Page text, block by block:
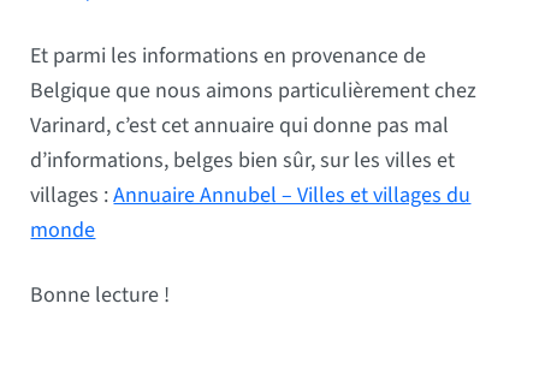
Et parmi les informations en provenance de
Belgique que nous aimons particulièrement chez
Varinard, c’est cet annuaire qui donne pas mal
d’informations, belges bien sûr, sur les villes et
villages :Annuaire Annubel – Villes et villages du
monde
Bonne lecture !